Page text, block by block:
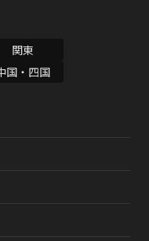
関東
国・四国